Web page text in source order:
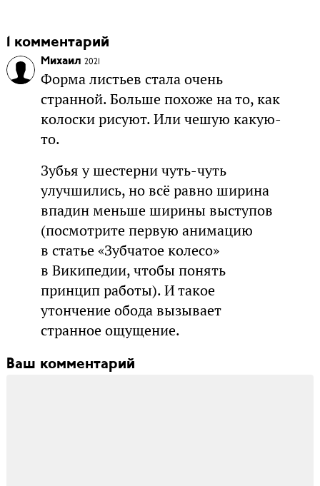
1 комментарий
Михаил 2021
Форма листьев стала очень
странной. Больше похоже на то, как
колоски рисуют. Или чешую какую-
то.
Зубья у шестерни чуть-чуть
улучшились, но всё равно ширина
впадин меньше ширины выступов
(посмотрите первую анимацию
в статье «Зубчатое колесо»
в Википедии, чтобы понять
принцип работы). И такое
утончение обода вызывает
странное ощущение.
Ваш комментарий